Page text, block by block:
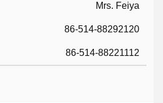
Mrs. Feiya
86-514-88292120
86-514-88221112